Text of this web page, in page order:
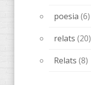
poesia (6)
relats (20)
Relats (8)